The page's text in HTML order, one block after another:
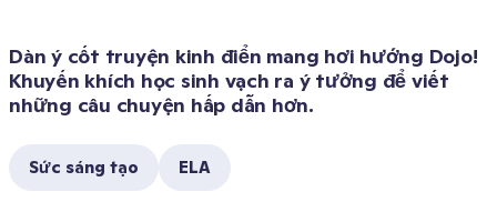
Dàn ý cốt truyện kinh điển mang hơi hướng Dojo!
Khuyến khích học sinh vạch ra ý tưởng để viết
những câu chuyện hấp dẫn hơn.
Sức sáng tạo ELA